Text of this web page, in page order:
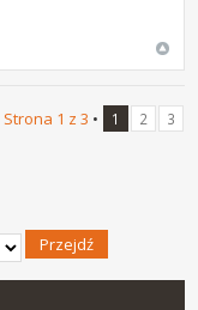
Strona 1 z 3 • 1 2 3